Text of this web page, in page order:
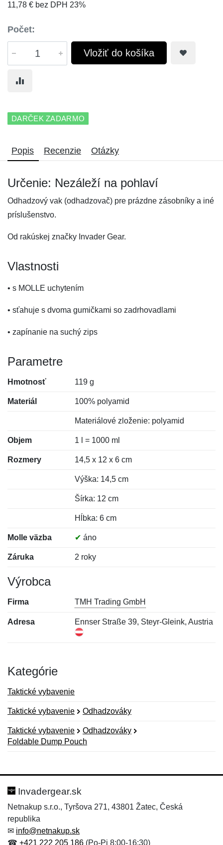
11,78 € bez DPH 23%
Počet:
Vložiť do košíka
DARČEK ZADARMO
Popis Recenzie Otázky
Určenie: Nezáleží na pohlaví
Odhadzový vak (odhadzovač) pre prázdne zásobníky a iné
príslušenstvo.
Od rakúskej značky Invader Gear.
Vlastnosti
• s MOLLE uchytením
• sťahuje s dvoma gumičkami so zadrhovadlami
• zapínanie na suchý zips
Parametre
Hmotnosť 119 g
Materiál 100% polyamid
Materiálové zloženie: polyamid
Objem 1 l = 1000 ml
Rozmery 14,5 x 12 x 6 cm
Výška: 14,5 cm
Šírka: 12 cm
Hĺbka: 6 cm
Molle väzba ✔ áno
Záruka 2 roky
Výrobca
Firma TMH Trading GmbH
Adresa Ennser Straße 39, Steyr-Gleink, Austria
Kategórie
Taktické vybavenie
Taktické vybavenie Odhadzováky
Taktické vybavenie
Odhadzováky
Foldable Dump Pouch
Hodnotenie:
Meno:*
Meno:
E-mail:*
Invadergear.sk
Netnakup s.r.o., Tyršova 271, 43801 Žatec, Česká
republika
✉ info@netnakup.sk
☎ +421 222 205 186 (Po-Pi 8:00-16:30)